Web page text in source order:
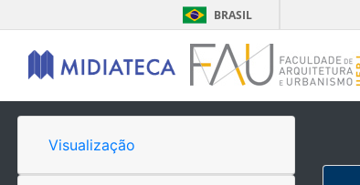
BRASIL
Visualização